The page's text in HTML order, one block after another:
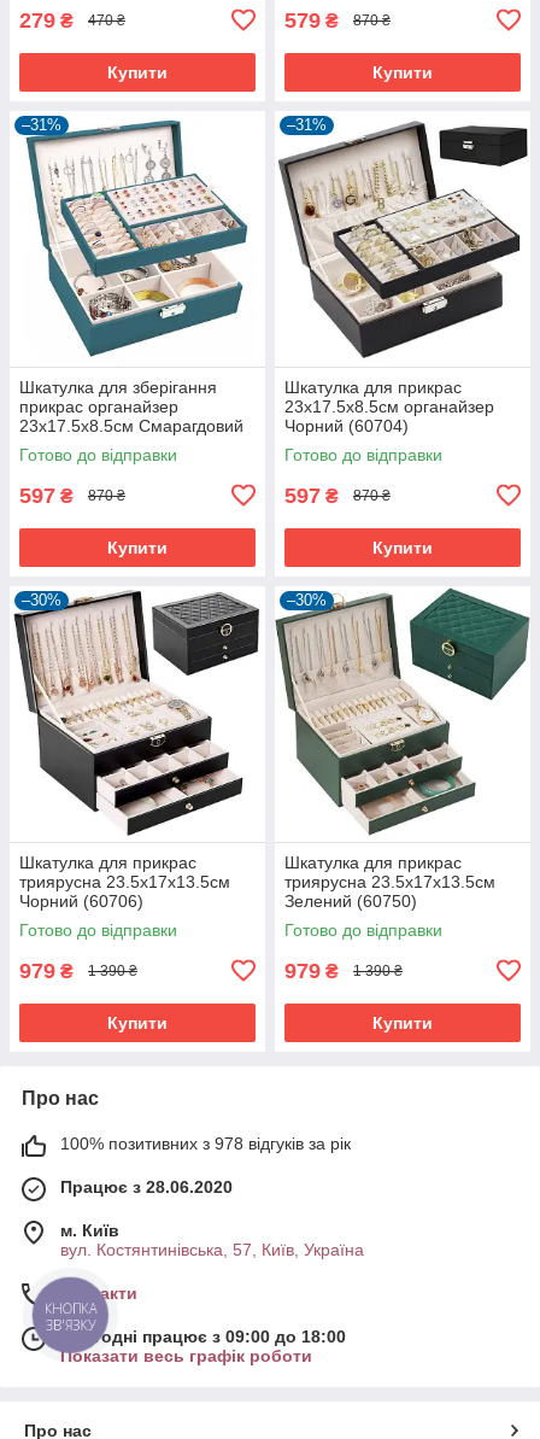
279 ₴ 470 ₴
Купити
579 ₴ 870 ₴
Купити
–31%
Шкатулка для зберігання
прикрас органайзер
23х17.5х8.5см Смарагдовий
(60679)
Готово до відправки
597 ₴ 870 ₴
Купити
–31%
Шкатулка для прикрас
23х17.5х8.5см органайзер
Чорний (60704)
Готово до відправки
597 ₴ 870 ₴
Купити
–30%
Шкатулка для прикрас
триярусна 23.5х17х13.5см
Чорний (60706)
Готово до відправки
979 ₴ 1 390 ₴
Купити
–30%
Шкатулка для прикрас
триярусна 23.5х17х13.5см
Зелений (60750)
Готово до відправки
979 ₴ 1 390 ₴
Купити
Про нас
100% позитивних з 978 відгуків за рік
Працює з 28.06.2020
м. Київ
вул. Костянтинівська, 57, Київ, Україна
Контакти
Сьогодні працює з 09:00 до 18:00
Показати весь графік роботи
Про нас
КНОПКА
ЗВ'ЯЗКУ